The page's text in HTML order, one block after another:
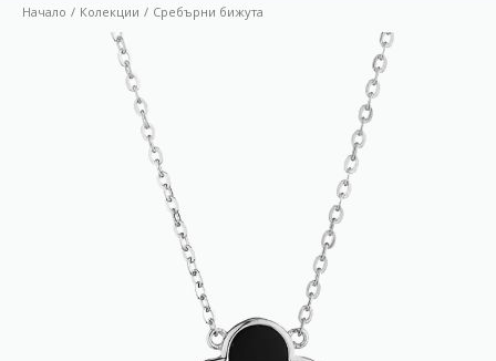
Начало Колекции Сребърни бижута